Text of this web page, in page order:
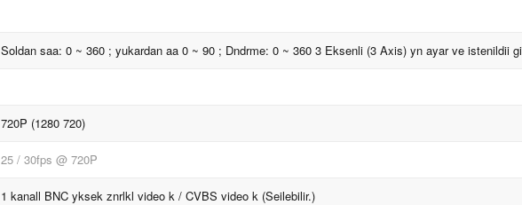
Soldan saa: 0 ~ 360 ; yukardan aa 0 ~ 90 ; Dndrme: 0 ~ 360 3 Eksenli (3 Axis) yn ayar ve istenildii
720P (1280 720)
25 / 30fps @ 720P
1 kanall BNC yksek znrlkl video k / CVBS video k (Seilebilir.)